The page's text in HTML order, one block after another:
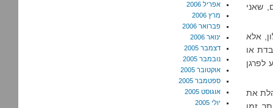
שאני
אלא
או
לפרגן
את
אפריל 2006
מרץ 2006
פברואר 2006
ינואר 2006
דצמבר 2005
נובמבר 2005
אוקטובר 2005
ספטמבר 2005
אוגוסט 2005
יולי 2005